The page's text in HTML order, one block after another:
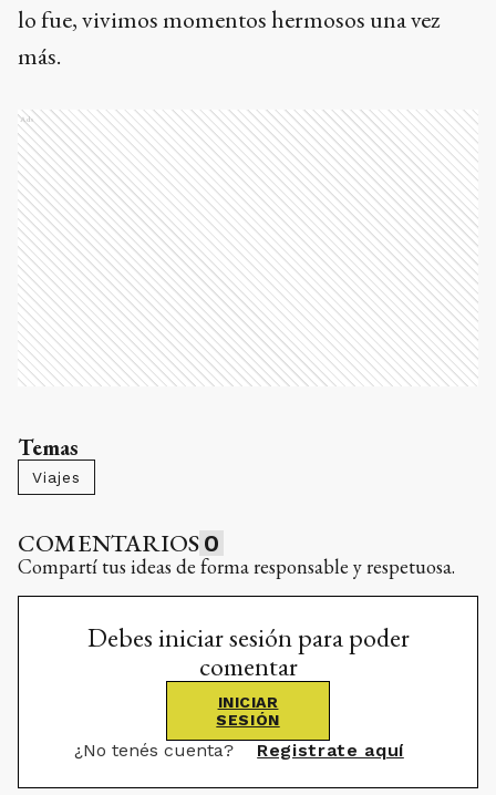
lo fue, vivimos momentos hermosos una vez
más.
Ads
Temas
Viajes
COMENTARIOS 0
Compartí tus ideas de forma responsable y respetuosa.
Debes iniciar sesión para poder
comentar
INICIAR
SESIÓN
¿No tenés cuenta? Registrate aquí